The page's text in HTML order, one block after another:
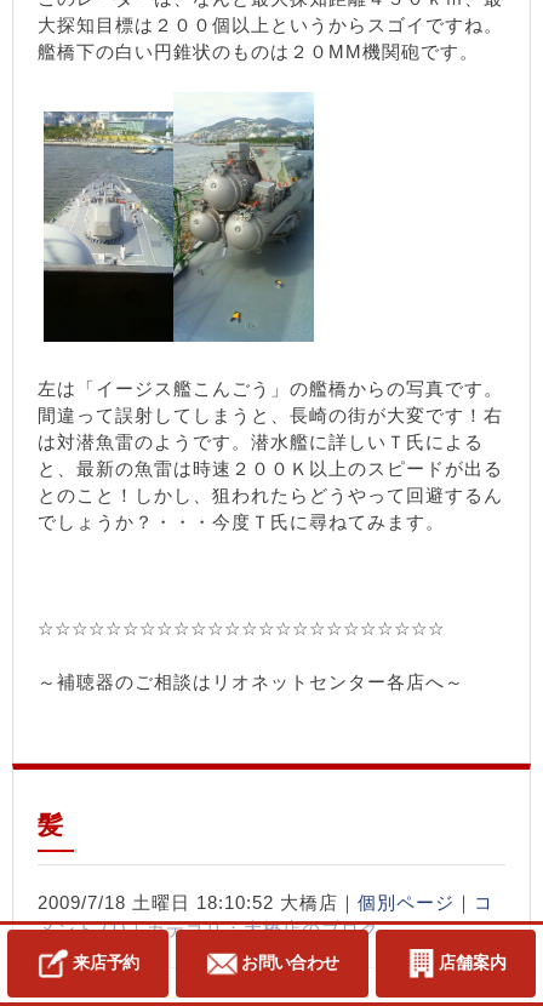
来店予約 お問い合わせ 店舗案内
大探知目標は２００個以上というからスゴイですね。
艦橋下の白い円錐状のものは２０MM機関砲です。
左は「イージス艦こんごう」の艦橋からの写真です。
間違って誤射してしまうと、長崎の街が大変です！右
は対潜魚雷のようです。潜水艦に詳しいＴ氏による
と、最新の魚雷は時速２００Ｋ以上のスピードが出る
とのこと！しかし、狙われたらどうやって回避するん
でしょうか？・・・今度Ｔ氏に尋ねてみます。
☆☆☆☆☆☆☆☆☆☆☆☆☆☆☆☆☆☆☆☆☆☆☆☆
～補聴器のご相談はリオネットセンター各店へ～
髪
2009/7/18 土曜日 18:10:52 大橋店｜ 個別ページ ｜ コ
メント (1)｜カテゴリ：大橋店のブログ